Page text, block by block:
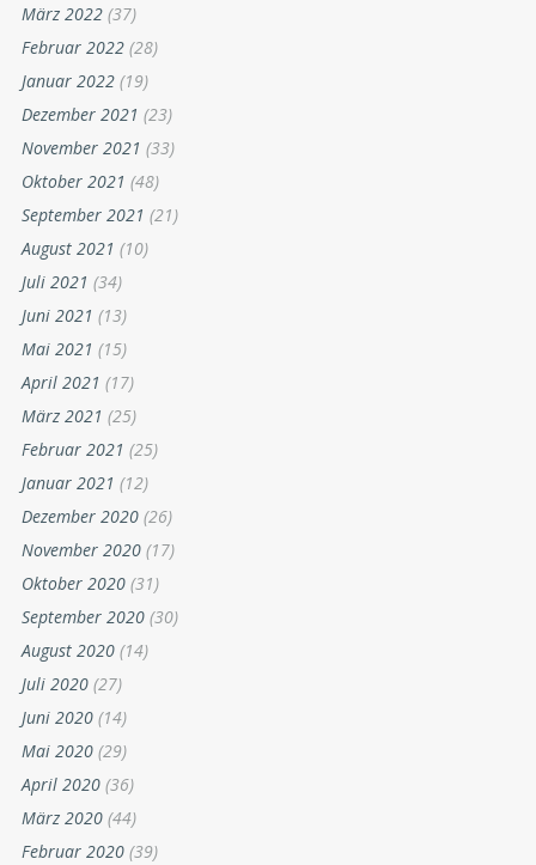
März 2022 (37)
Februar 2022 (28)
Januar 2022 (19)
Dezember 2021 (23)
November 2021 (33)
Oktober 2021 (48)
September 2021 (21)
August 2021 (10)
Juli 2021 (34)
Juni 2021 (13)
Mai 2021 (15)
April 2021 (17)
März 2021 (25)
Februar 2021 (25)
Januar 2021 (12)
Dezember 2020 (26)
November 2020 (17)
Oktober 2020 (31)
September 2020 (30)
August 2020 (14)
Juli 2020 (27)
Juni 2020 (14)
Mai 2020 (29)
April 2020 (36)
März 2020 (44)
Februar 2020 (39)